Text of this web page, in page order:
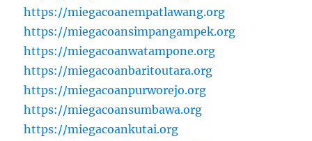
https://miegacoanempatlawang.org
https://miegacoansimpangampek.org
https://miegacoanwatampone.org
https://miegacoanbaritoutara.org
https://miegacoanpurworejo.org
https://miegacoansumbawa.org
https://miegacoankutai.org